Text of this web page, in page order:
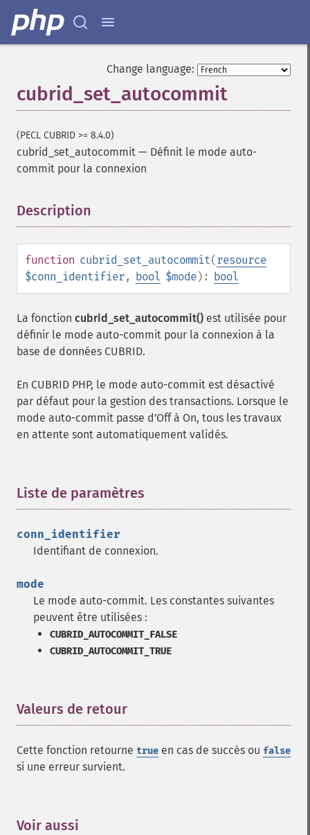
Change language:
cubrid_set_autocommit
(PECL CUBRID >= 8.4.0)
cubrid_set_autocommit — Définit le mode auto-
commit pour la connexion
Description
function cubrid_set_autocommit(resource
$conn_identifier, bool $mode): bool
La fonction cubrid_set_autocommit() est utilisée pour
définir le mode auto-commit pour la connexion à la
base de données CUBRID.
En CUBRID PHP, le mode auto-commit est désactivé
par défaut pour la gestion des transactions. Lorsque le
mode auto-commit passe d'Off à On, tous les travaux
en attente sont automatiquement validés.
Liste de paramètres
conn_identifier
Identifiant de connexion.
mode
Le mode auto-commit. Les constantes suivantes
peuvent être utilisées :
CUBRID_AUTOCOMMIT_FALSE
CUBRID_AUTOCOMMIT_TRUE
Valeurs de retour
Cette fonction retourne true en cas de succès ou false
si une erreur survient.
Voir aussi